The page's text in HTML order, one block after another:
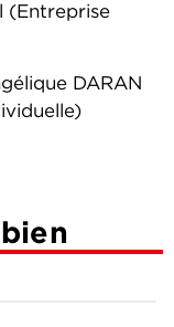
(Entreprise
DARAN